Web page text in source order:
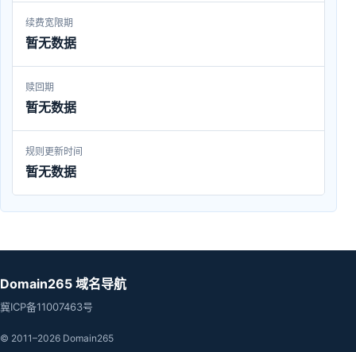
续费宽限期
暂无数据
赎回期
暂无数据
规则更新时间
暂无数据
Domain265 域名导航
冀ICP备11007463号
© 2011–2026 Domain265